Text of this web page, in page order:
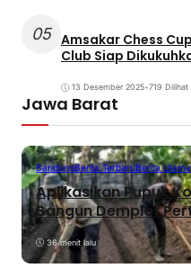
05 Amsakar Chess
Club Siap
13 Desember 2025•719 Dilihat
Jawa Barat
BandungBerita TerbaruBerita Utama
Aplikasikan Pupuk
Bangun Demplot
36 menit lalu